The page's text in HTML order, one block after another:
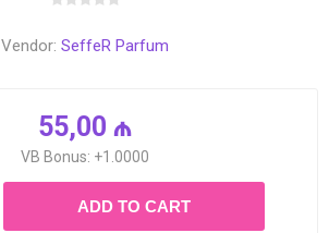
Vendor: SeffeR Parfum
55,00 ₼
VB Bonus: +1.0000
ADD TO CART